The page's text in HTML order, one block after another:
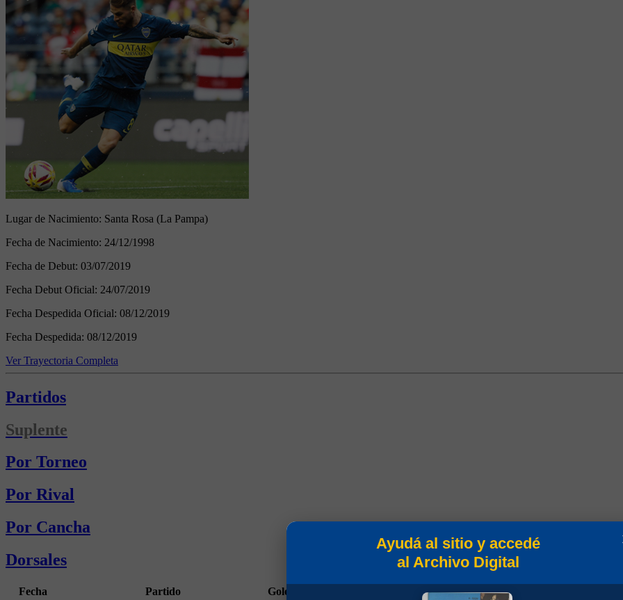
Lugar de Nacimiento: Santa Rosa (La Pampa)
Fecha de Nacimiento: 24/12/1998
Fecha de Debut: 03/07/2019
Fecha Debut Oficial: 24/07/2019
Fecha Despedida Oficial: 08/12/2019
Fecha Despedida: 08/12/2019
Ver Trayectoria Completa
Partidos
Suplente
Por Torneo
Por Rival
Por Cancha
Dorsales
Fecha Partido Goles
Ayudá al sitio y accedé
al Archivo Digital